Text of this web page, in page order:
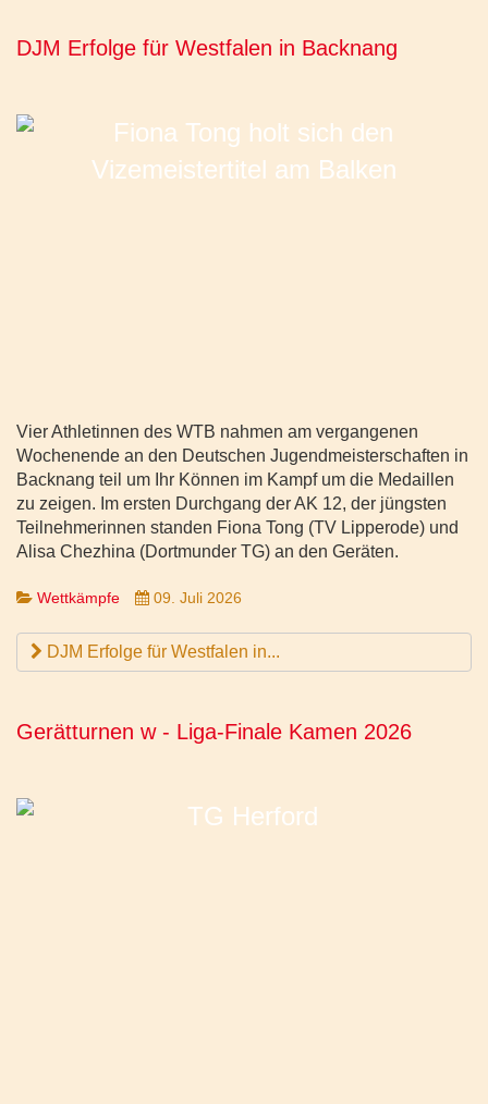
DJM Erfolge für Westfalen in Backnang
Vier Athletinnen des WTB nahmen am vergangenen
Wochenende an den Deutschen Jugendmeisterschaften in
Backnang teil um Ihr Können im Kampf um die Medaillen
zu zeigen. Im ersten Durchgang der AK 12, der jüngsten
Teilnehmerinnen standen Fiona Tong (TV Lipperode) und
Alisa Chezhina (Dortmunder TG) an den Geräten.
Wettkämpfe 09. Juli 2026
DJM Erfolge für Westfalen in...
Gerätturnen w - Liga-Finale Kamen 2026